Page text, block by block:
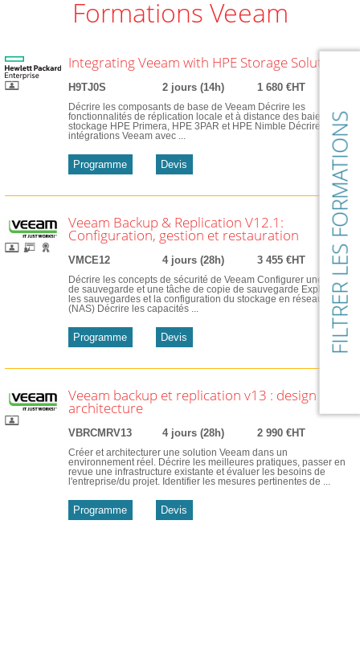
Formations Veeam
FILTRER LES FORMATIONS
Integrating Veeam with HPE Storage Solutions
H9TJ0S 2 jours (14h) 1 680 €HT
Décrire les composants de base de Veeam Décrire les
fonctionnalités de réplication locale et à distance des baies de
stockage HPE Primera, HPE 3PAR et HPE Nimble Décrire les
intégrations Veeam avec ...
Programme Devis
Veeam Backup & Replication V12.1:
Configuration, gestion et restauration
VMCE12 4 jours (28h) 3 455 €HT
Décrire les concepts de sécurité de Veeam Configurer une tâche
de sauvegarde et une tâche de copie de sauvegarde Expliquer
les sauvegardes et la configuration du stockage en réseau
(NAS) Décrire les capacités ...
Programme Devis
Veeam backup et replication v13 : design et
architecture
VBRCMRV13 4 jours (28h) 2 990 €HT
Créer et architecturer une solution Veeam dans un
environnement réel. Décrire les meilleures pratiques, passer en
revue une infrastructure existante et évaluer les besoins de
l'entreprise/du projet. Identifier les mesures pertinentes de ...
Programme Devis